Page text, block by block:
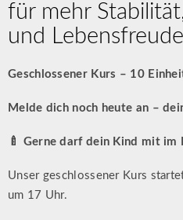
für mehr
und
Geschlossener Kurs – 10
Melde dich noch heute an –
🍼 Gerne darf dein Kind mit im
Unser geschlossener Kurs
um 17 Uhr.